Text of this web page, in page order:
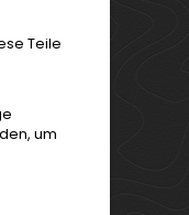
Teile
um